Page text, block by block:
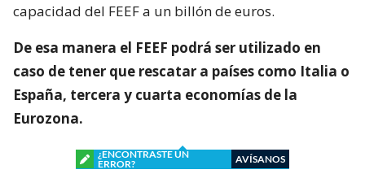
capacidad del FEEF a un billón de euros.
De esa manera el FEEF podrá ser utilizado en
caso de tener que rescatar a países como Italia o
España, tercera y cuarta economías de la
Eurozona.
¿ENCONTRASTE UN
ERROR?
AVÍSANOS